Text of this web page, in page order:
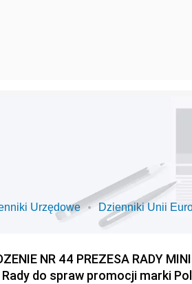
Urzędowe Dzienniki Unii
NR 44 PREZESA RADY
do spraw promocji marki